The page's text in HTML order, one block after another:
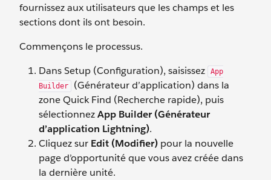
fournissez aux utilisateurs que les champs et les
sections dont ils ont besoin.
Commençons le processus.
Dans Setup (Configuration), saisissez
App
Builder
(Générateur d’application) dans la
zone Quick Find (Recherche rapide), puis
sélectionnezApp Builder (Générateur
d’application Lightning).
Cliquez sur Edit (Modifier) pour la nouvelle
page d’opportunité que vous avez créée dans
la dernière unité.